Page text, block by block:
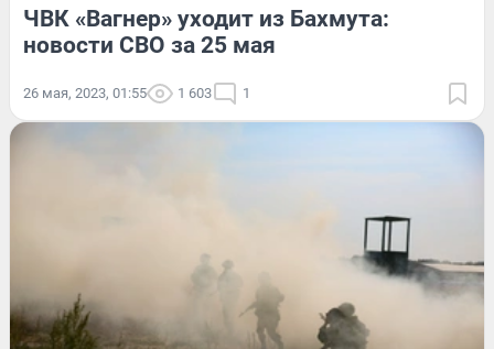
ЧВК «Вагнер» уходит из Бахмута:
новости СВО за 25 мая
26 мая, 2023, 01:55 1 603 1